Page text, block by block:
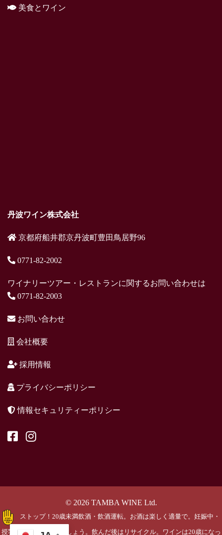
美食とワイン
丹波ワイン株式会社
京都府船井郡京丹波町豊田鳥居野96
0771-82-2002
ワイナリーツアー・レストランに関するお問い合わせは
0771-82-2003
お問い合わせ
会社概要
採用情報
プライバシーポリシー
情報セキュリティーポリシー
© 2026 TAMBA WINE Ltd.
ストップ！20歳未満飲酒・飲酒運転。お酒は楽しく適量で。妊娠中・
授乳期の飲酒はやめましょう。飲んだ後はリサイクル。ワインは20歳になっ